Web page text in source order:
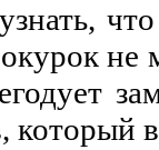
что
не
который